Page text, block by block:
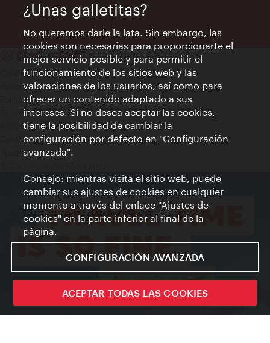
Contacto
Aviso legal
Política de privacidad de datos
Terms of Use
Accesibilidad
Contacto para la prensa
Ajustes de cookie
¿Unas galletitas?
No queremos darle la lata. Sin embargo, las
cookies son necesarias para proporcionarte el
mejor servicio posible y para permitir el
funcionamiento de los sitios web y las
valoraciones de los usuarios, así como para
ofrecer un contenido adaptado a sus
intereses. Si no desea aceptar las cookies,
tiene la posibilidad de cambiar la
configuración por defecto en "Configuración
avanzada".
Consejo: mientras visita el sitio web, puede
cambiar sus ajustes de cookies en cualquier
momento a través del enlace "Ajustes de
cookies" en la parte inferior al final de la
página.
CONFIGURACIÓN AVANZADA
ACEPTAR TODAS LAS COOKIES